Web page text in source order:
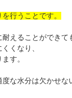
行うことです。
えることができて
くなり、
す。
な水分は欠かせな